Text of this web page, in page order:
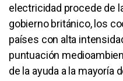
electricidad procede de
gobierno británico, los
países con alta
puntuación
de la ayuda a la mayoría